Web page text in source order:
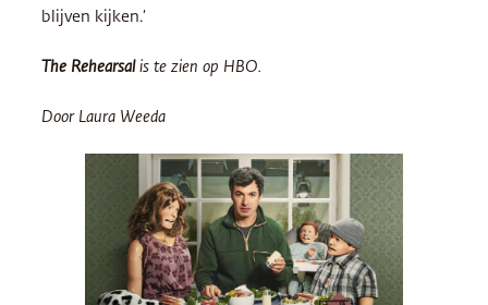
blijven kijken.’
The Rehearsal is te zien op HBO.
Door Laura Weeda